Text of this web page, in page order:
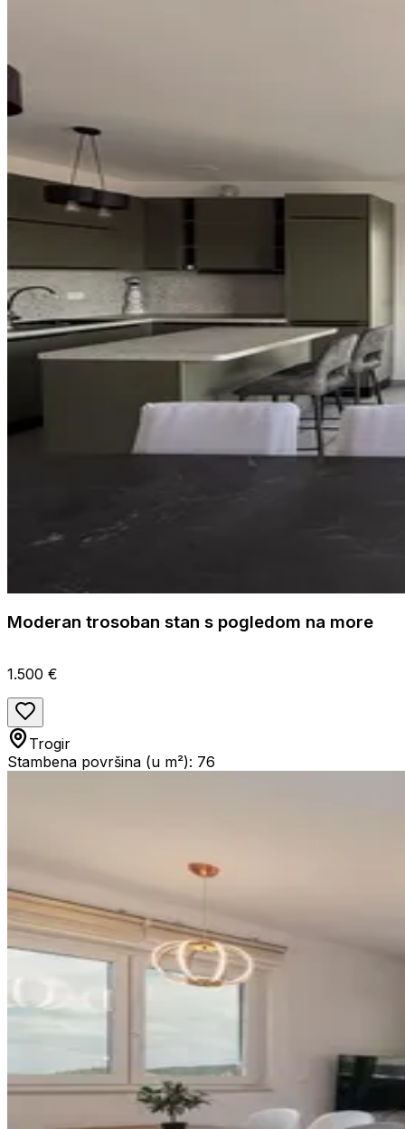
Moderan trosoban stan s pogledom na more
1.500 €
Trogir
Stambena površina (u m²): 76